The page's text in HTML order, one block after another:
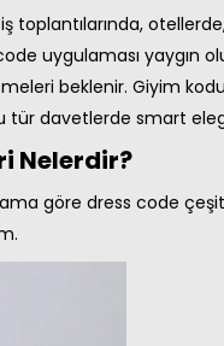
toplantılarında,
uygulaması yaygın
beklenir. Giyim
tür davetlerde smart
Nelerdir?
göre dress code